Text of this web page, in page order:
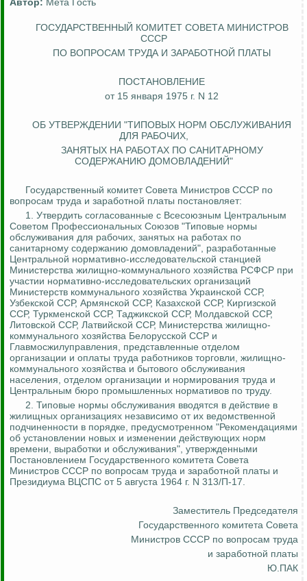
Автор: Мета Гость
ГОСУДАРСТВЕННЫЙ КОМИТЕТ СОВЕТА МИНИСТРОВ
СССР
ПО ВОПРОСАМ ТРУДА И ЗАРАБОТНОЙ ПЛАТЫ
ПОСТАНОВЛЕНИЕ
от 15 января 1975 г. N 12
ОБ УТВЕРЖДЕНИИ "ТИПОВЫХ НОРМ ОБСЛУЖИВАНИЯ
ДЛЯ РАБОЧИХ,
ЗАНЯТЫХ НА РАБОТАХ ПО САНИТАРНОМУ
СОДЕРЖАНИЮ ДОМОВЛАДЕНИЙ"
Государственный комитет Совета Министров СССР по
вопросам труда и заработной платы постановляет:
1. Утвердить согласованные с Всесоюзным Центральным
Советом Профессиональных Союзов "Типовые нормы
обслуживания для рабочих, занятых на работах по
санитарному содержанию домовладений", разработанные
Центральной нормативно-исследовательской станцией
Министерства жилищно-коммунального хозяйства РСФСР при
участии нормативно-исследовательских организаций
Министерств коммунального хозяйства Украинской ССР,
Узбекской ССР, Армянской ССР, Казахской ССР, Киргизской
ССР, Туркменской ССР, Таджикской ССР, Молдавской ССР,
Литовской ССР, Латвийской ССР, Министерства жилищно-
коммунального хозяйства Белорусской ССР и
Главмосжилуправления, представленные отделом
организации и оплаты труда работников торговли, жилищно-
коммунального хозяйства и бытового обслуживания
населения, отделом организации и нормирования труда и
Центральным бюро промышленных нормативов по труду.
2. Типовые нормы обслуживания вводятся в действие в
жилищных организациях независимо от их ведомственной
подчиненности в порядке, предусмотренном "Рекомендациями
об установлении новых и изменении действующих норм
времени, выработки и обслуживания", утвержденными
Постановлением Государственного комитета Совета
Министров СССР по вопросам труда и заработной платы и
Президиума ВЦСПС от 5 августа 1964 г. N 313/П-17.
Заместитель Председателя
Государственного комитета Совета
Министров СССР по вопросам труда
и заработной платы
Ю.ПАК